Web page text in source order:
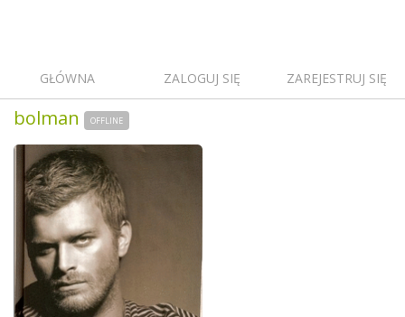
GŁÓWNA ZALOGUJ SIĘ ZAREJESTRUJ SIĘ
bolman OFFLINE